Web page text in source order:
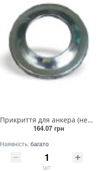
Прикриття для анкера (нержавіюча сталь)
164.07 грн
Наявність:багато
шт